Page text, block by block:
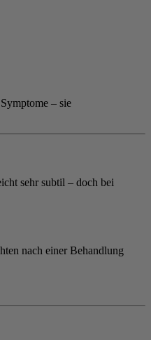
– sie
sehr subtil – doch bei
nach einer Behandlung